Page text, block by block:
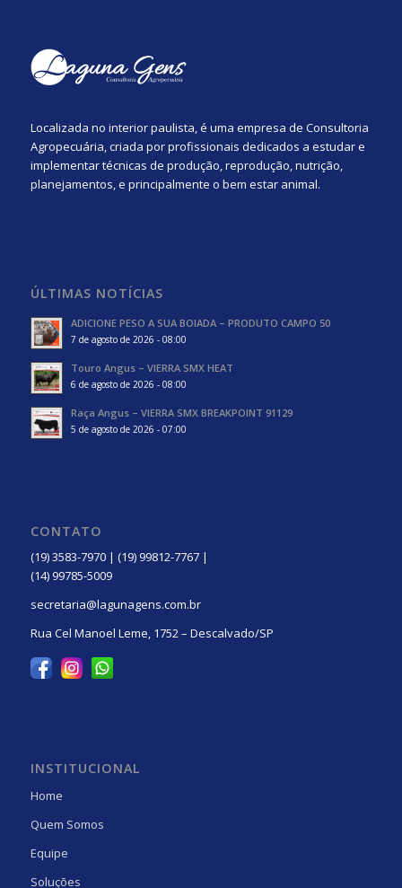
Localizada no interior paulista, é uma empresa de Consultoria
Agropecuária, criada por profissionais dedicados a estudar e
implementar técnicas de produção, reprodução, nutrição,
planejamentos, e principalmente o bem estar animal.
ÚLTIMAS NOTÍCIAS
ADICIONE PESO A SUA BOIADA – PRODUTO CAMPO 50
7 de agosto de 2026 - 08:00
Touro Angus – VIERRA SMX HEAT
6 de agosto de 2026 - 08:00
Raça Angus – VIERRA SMX BREAKPOINT 91129
5 de agosto de 2026 - 07:00
CONTATO
(19) 3583-7970 | (19) 99812-7767 |
(14) 99785-5009
secretaria@lagunagens.com.br
Rua Cel Manoel Leme, 1752 – Descalvado/SP
INSTITUCIONAL
Home
Quem Somos
Equipe
Soluções